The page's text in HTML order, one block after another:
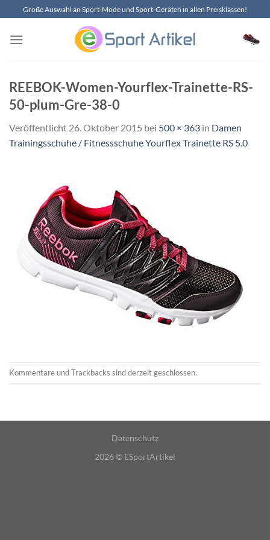
Inhalt
springen
Große Auswahl an Sport-Mode und Sport-Geräten in allen Preisklassen!
REEBOK-Women-Yourflex-Trainette-RS-
50-plum-Gre-38-0
Veröffentlicht 26. Oktober 2015 bei 500 × 363 in Damen
Trainingsschuhe / Fitnessschuhe Yourflex Trainette RS 5.0
Kommentare und Trackbacks sind derzeit geschlossen.
Datenschutz
2026 © ESportArtikel